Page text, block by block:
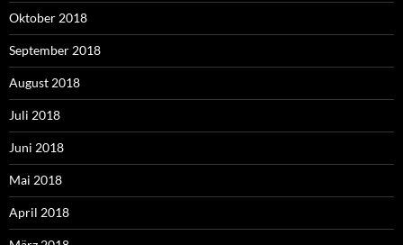
Oktober 2018
September 2018
August 2018
Juli 2018
Juni 2018
Mai 2018
April 2018